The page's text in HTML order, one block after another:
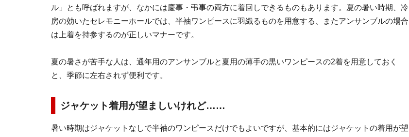
ル」とも呼ばれますが、なかには慶事・弔事の両方に着回しできるものもあります。夏の暑い時期、冷
房の効いたセレモニーホールでは、半袖ワンピースに羽織るものを用意する、またアンサンブルの場合
は上着を持参するのが正しいマナーです。
夏の暑さが苦手な人は、通年用のアンサンブルと夏用の薄手の黒いワンピースの2着を用意しておく
と、季節に左右されず便利です。
ジャケット着用が望ましいけれど……
暑い時期はジャケットなしで半袖のワンピースだけでもよいですが、基本的にはジャケットの着用が望